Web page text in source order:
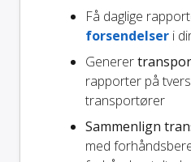
Få daglige
forsendelser i
Generer
rapporter på
transportører
Sammenlign
med